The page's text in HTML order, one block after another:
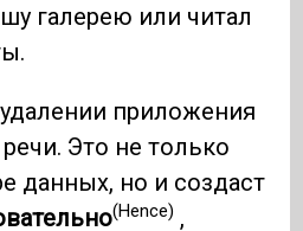
галерею или читал
приложения
Это не только
данных, но и создаст
(Hence) ,